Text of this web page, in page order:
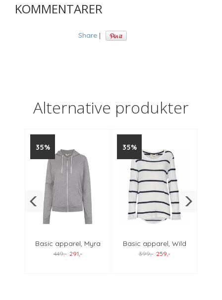
KOMMENTARER
Share |
Alternative produkter
35%
Basic apparel, Myra
hettejakke
449,- 291,-
35%
Basic apparel, Wild
genser
399,- 259,-